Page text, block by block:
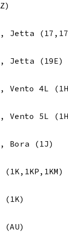
Jetta
Jetta (19E)
Vento 4L
Vento 5L
Bora (1J)
(1K)
(AU)